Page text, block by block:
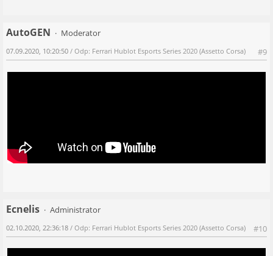
AutoGEN
Moderator
#9
07.09.2020, 10:20:50 / Odp: Ferrari Hublot Esports Series 2020 (Assetto Corsa)
Ecnelis
Administrator
#10
02.10.2020, 22:36:18 / Odp: Ferrari Hublot Esports Series 2020 (Assetto Corsa)